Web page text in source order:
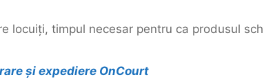
locuiți, timpul necesar pentru ca produsul
și expediere OnCourt